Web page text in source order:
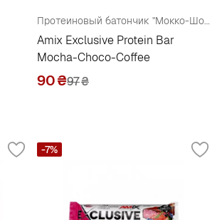
Протеиновый батончик "Мокко-Шоколад-Кофе"
Amix Exclusive Protein Bar
Mocha-Choco-Coffee
90₴97₴
-7%